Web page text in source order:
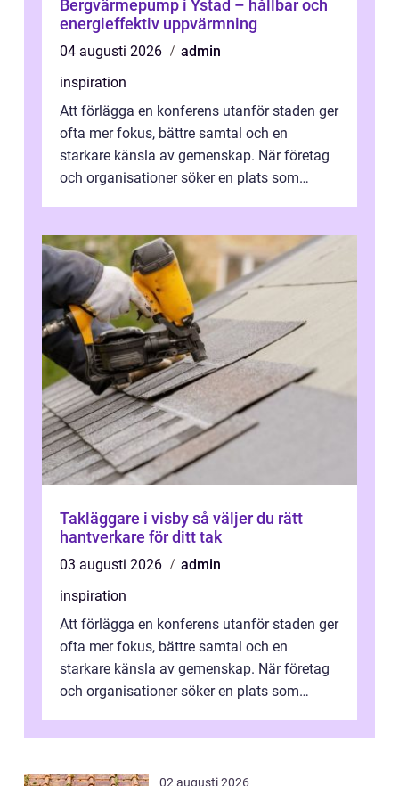
Bergvärmepump i Ystad – hållbar och
energieffektiv uppvärmning
04 augusti 2026
admin
inspiration
Att förlägga en konferens utanför staden ger
ofta mer fokus, bättre samtal och en
starkare känsla av gemenskap. När företag
och organisationer söker en plats som
Takläggare i visby så väljer du rätt
hantverkare för ditt tak
03 augusti 2026
admin
inspiration
Att förlägga en konferens utanför staden ger
ofta mer fokus, bättre samtal och en
starkare känsla av gemenskap. När företag
och organisationer söker en plats som
02 augusti 2026